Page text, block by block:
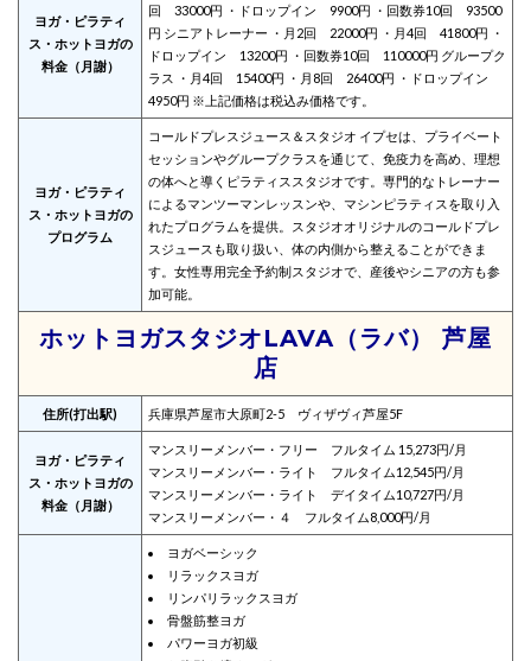
ヨガ・ピラティ
ス・ホットヨガの
料金（月謝）
回 33000円 ・ドロップイン 9900円 ・回数券10回 93500
円 シニアトレーナー ・月2回 22000円 ・月4回 41800円 ・
ドロップイン 13200円 ・回数券10回 110000円 グループク
ラス ・月4回 15400円 ・月8回 26400円 ・ドロップイン
4950円 ※上記価格は税込み価格です。
ヨガ・ピラティ
ス・ホットヨガの
プログラム
コールドプレスジュース＆スタジオ イプセは、プライベート
セッションやグループクラスを通じて、免疫力を高め、理想
の体へと導くピラティススタジオです。専門的なトレーナー
によるマンツーマンレッスンや、マシンピラティスを取り入
れたプログラムを提供。スタジオオリジナルのコールドプレ
スジュースも取り扱い、体の内側から整えることができま
す。女性専用完全予約制スタジオで、産後やシニアの方も参
加可能。
ホットヨガスタジオLAVA（ラバ） 芦屋
店
住所(打出駅) 兵庫県芦屋市大原町2-5 ヴィザヴィ芦屋5F
ヨガ・ピラティ
ス・ホットヨガの
料金（月謝）
マンスリーメンバー・フリー フルタイム 15,273円/月
マンスリーメンバー・ライト フルタイム12,545円/月
マンスリーメンバー・ライト デイタイム10,727円/月
マンスリーメンバー・４ フルタイム8,000円/月
ヨガベーシック
リラックスヨガ
リンパリラックスヨガ
骨盤筋整ヨガ
パワーヨガ初級